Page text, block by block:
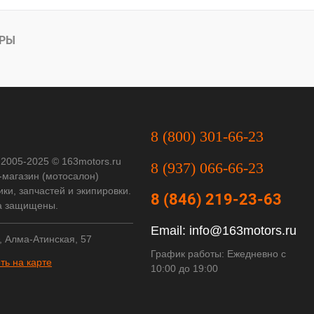
2025 © 163motors.ru
(мотосалон)
запчастей и экипировки.
защищены.
Алма-Атинская, 57
на карте
8 (800) 301-66-23
8 (937) 066-66-23
8 (846) 219-23-63
Email: info@163motors.ru
График работы: Ежедневно с
10:00 до 19:00